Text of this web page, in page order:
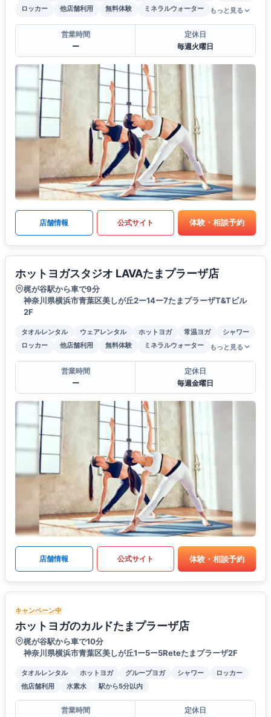
ロッカー 他店舗利用 無料体験 ミネラルウォーター もっと見る
営業時間
ー
定休日
毎週火曜日
店舗情報 公式サイト 体験・相談予約
ホットヨガスタジオ LAVAたまプラーザ店
梶が谷駅から車で9分
神奈川県横浜市青葉区美しが丘2ー14ー7たまプラーザT&Tビル
2F
タオルレンタル ウェアレンタル ホットヨガ 常温ヨガ
シャワー
ロッカー
他店舗利用 無料体験 ミネラルウォーター もっと見る
営業時間
ー
定休日
毎週金曜日
店舗情報 公式サイト 体験・相談予約
キャンペーン中
ホットヨガのカルドたまプラーザ店
梶が谷駅から車で10分
神奈川県横浜市青葉区美しが丘1ー5ー5Reteたまプラーザ2F
タオルレンタル ホットヨガ グループヨガ シャワー
ロッカー
他店舗利用
水素水 駅から5分以内
営業時間
定休日